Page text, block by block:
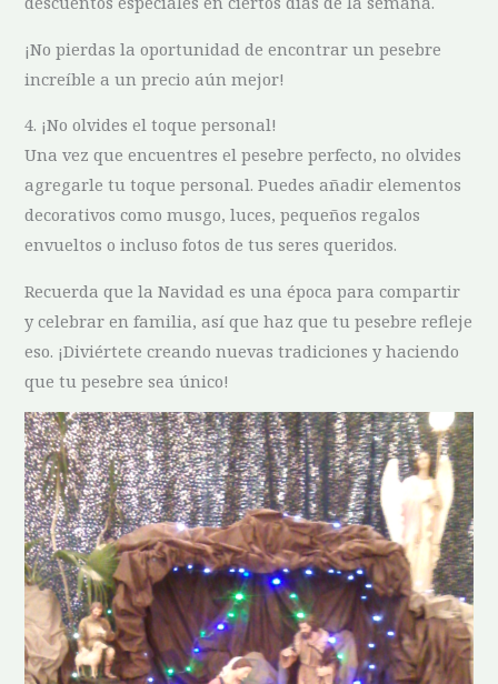
¡No pierdas la oportunidad de encontrar un pesebre
increíble a⁤ un precio aún mejor!
4. ¡No olvides el toque‍ personal!
Una vez que encuentres ⁣el pesebre ⁤perfecto, no‌ olvides
agregarle tu toque personal. Puedes añadir elementos
decorativos como musgo, luces, pequeños regalos
envueltos o incluso fotos de tus seres queridos.
Recuerda que la Navidad es una época para compartir
y celebrar en familia,⁢ así ​que haz que tu pesebre refleje
eso. ‍¡Diviértete creando​ nuevas tradiciones y haciendo
que tu pesebre sea⁢ único!